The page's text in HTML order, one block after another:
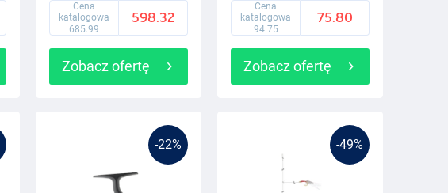
Cena
katalogowa
685.99
598.32
Zobacz ofertę
Cena
katalogowa
94.75
75.80
Zobacz ofertę
-22% -49%